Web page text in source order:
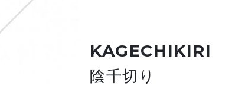
KAGECHIKIRI
陰千切り